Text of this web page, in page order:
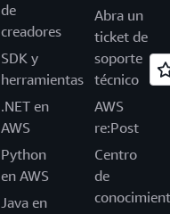
de
creadores
SDK y
herramientas
.NET en
AWS
Python
en AWS
Java en
Abra un
ticket de
soporte
técnico
AWS
re:Post
Centro
de